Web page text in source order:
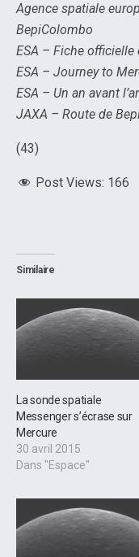
Agence spatiale
BepiColombo⁠
ESA – Fiche
ESA – Journey to
ESA – Un an avant
JAXA – Route de
(43)
Post Views: 166
Similaire
La sonde spatiale
Messenger s’écrase sur
Mercure
30 avril 2015
Dans "Espace"